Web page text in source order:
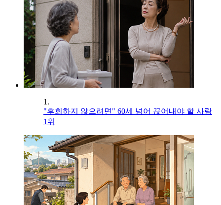
1.
"후회하지 않으려면" 60세 넘어 끊어내야 할 사람
1위